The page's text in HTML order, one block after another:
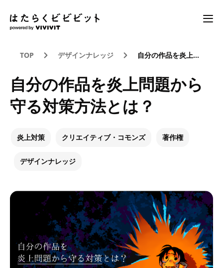
TOP デザインナレッジ 自分の作品を炎上問題から守る対策方法とは？
自分の作品を炎上問題から
守る対策方法とは？
炎上対策 クリエイティブ・コモンズ 著作権
デザインナレッジ